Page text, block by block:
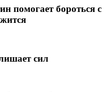
помогает бороться с
сил